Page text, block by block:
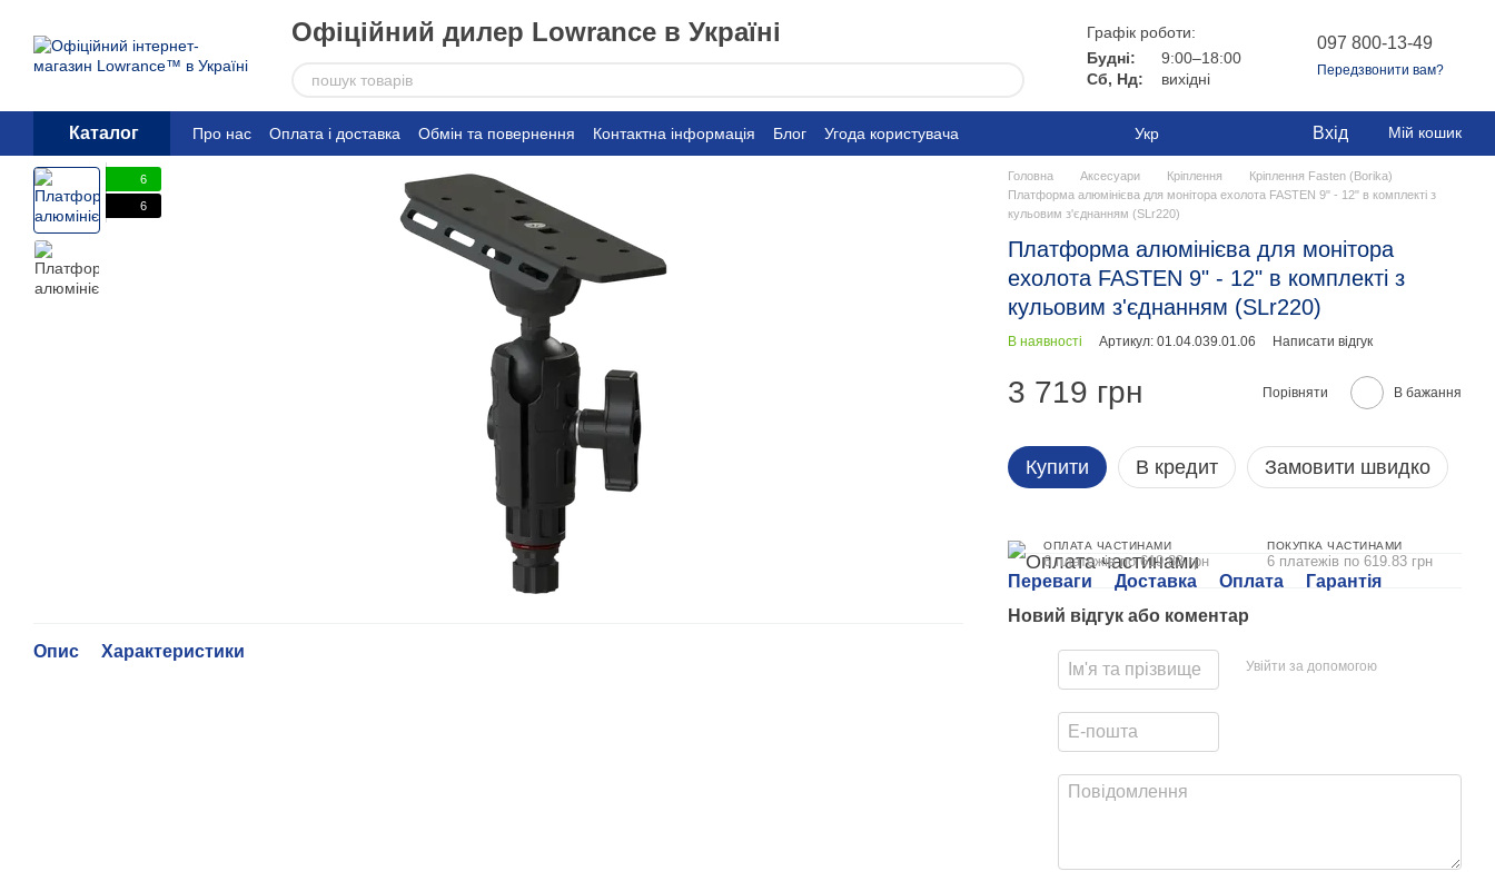
Офіційний дилер Lowrance в Україні
Графік роботи:
Будні:
9:00–18:00
Сб, Нд:
вихідні
097 800-13-49
Передзвонити вам?
Каталог Про нас Оплата і доставка Обмін та повернення Контактна інформація Блог Угода користувача Укр Вхід Мій кошик
6
6
Опис Характеристики
Головна Аксесуари Кріплення
Кріплення Fasten (Borika)
Платформа алюмінієва для монітора ехолота FASTEN 9" - 12" в комплекті з
кульовим з'єднанням (SLr220)
Платформа алюмінієва для монітора
ехолота FASTEN 9" - 12" в комплекті з
кульовим з'єднанням (SLr220)
В наявності Артикул: 01.04.039.01.06 Написати відгук
3 719 грн Порівняти В бажання
Купити В кредит Замовити швидко
ОПЛАТА ЧАСТИНАМИ
6 платежів по 619.83 грн
ПОКУПКА ЧАСТИНАМИ
6 платежів по 619.83 грн
Переваги Доставка Оплата
Гарантія
Новий відгук або коментар
Увійти за допомогою